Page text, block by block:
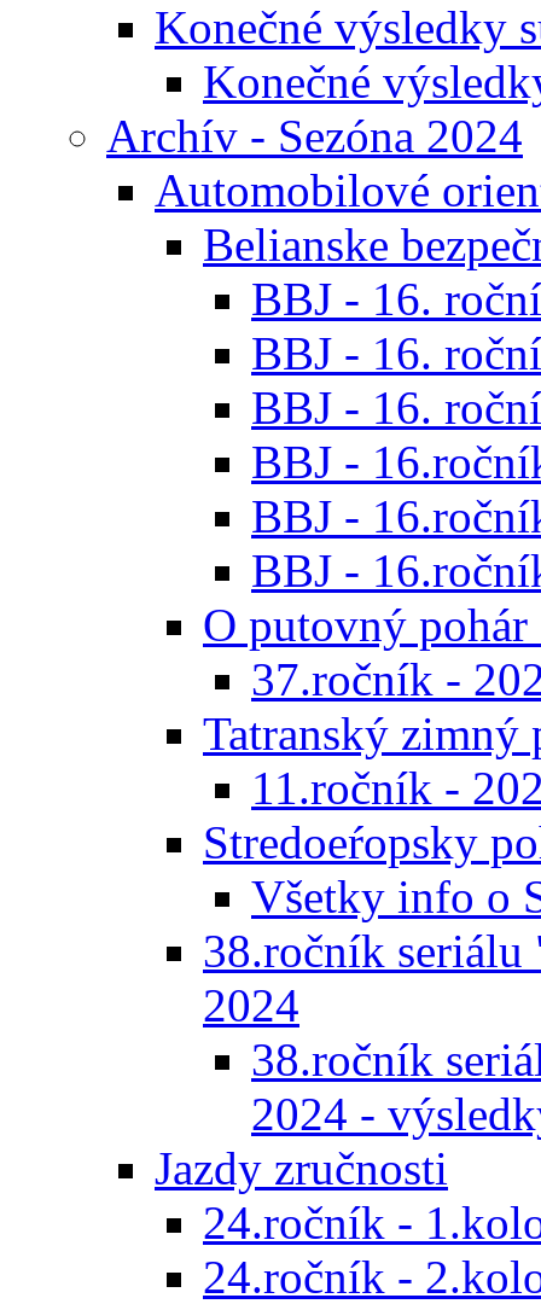
Konečné výsledky
Konečné
Archív - Sezóna 2024
Automobilové
Belianske
BBJ - 16.
BBJ - 16.
BBJ - 16.
BBJ -
BBJ -
BBJ -
O putovný
37.ročník -
Tatranský zimný
11.ročník -
Stredoeŕopsky
Všetky info o
38.ročník
2024
38.ročník
2024 -
Jazdy zručnosti
24.ročník -
24.ročník -